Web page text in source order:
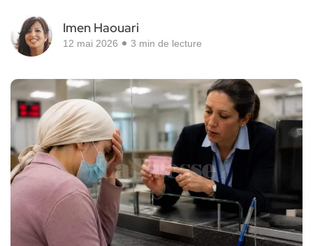
Imen Haouari
12 mai 2026 3 min de lecture